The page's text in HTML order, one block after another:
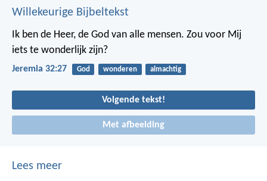
Willekeurige Bijbeltekst
Ik ben de Heer, de God van alle mensen. Zou voor Mij
iets te wonderlijk zijn?
Jeremia 32:27 God wonderen almachtig
Volgende tekst!
Met afbeelding
Lees meer